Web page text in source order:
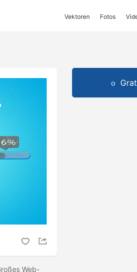
Vektoren Fotos
Web-